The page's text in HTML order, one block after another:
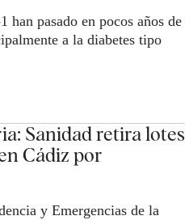
han pasado en pocos años de
a la diabetes tipo
Sanidad retira lotes
Cádiz por
y Emergencias de la